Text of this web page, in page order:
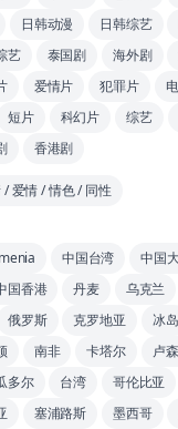
日韩动漫 日韩综艺
艺 泰国剧 海外剧
爱情片 犯罪片
短片 科幻片 综艺
香港剧
/ 爱情 / 情色 / 同性
中国台湾
中国
国香港 丹麦 乌克兰
俄罗斯 克罗地亚 冰岛
南非 卡塔尔 卢
多尔 台湾 哥伦比亚
塞浦路斯 墨西哥